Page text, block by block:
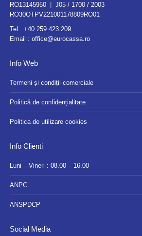
RO13145950 | J05 / 1700 / 2003
RO30OTPV221001178809RO01
Tel : +40 259 423 209
Email : office@eurocassa.ro
Info Web
Termeni și condiții comerciale
Politică de confidențialitate
Politica de utilizare cookies
Info Clienti
Luni – Vineri : 08.00 – 16.00
ANPC
ANSPDCP
Social Media